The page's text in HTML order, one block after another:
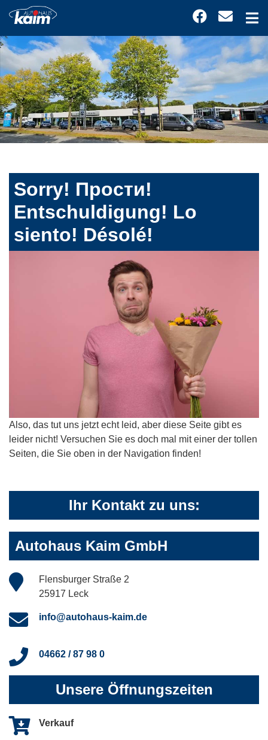
Sorry! Прости!
Entschuldigung! Lo
siento! Désolé!
Also, das tut uns jetzt echt leid, aber diese Seite gibt es
leider nicht! Versuchen Sie es doch mal mit einer der tollen
Seiten, die Sie oben in der Navigation finden!
Ihr Kontakt zu uns:
Autohaus Kaim GmbH
Flensburger Straße 2
25917 Leck
info@autohaus-kaim.de
04662 / 87 98 0
Unsere Öffnungszeiten
Verkauf